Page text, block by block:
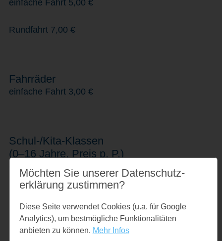
einfache Fahrt 5,00 €
Rundfahrt 7,00 €
Fahrräder
einfache Fahrt 3,00 €
Schul-/Kita-Klassen
(0–16 Jahre, Preis p. P.)
7,00 €
Möchten Sie unserer Datenschutz­
erklärung zustimmen?
Diese Seite verwendet Cookies (u.a. für Google
Analytics), um bestmögliche Funktionalitäten
anbieten zu können. Mehr Infos